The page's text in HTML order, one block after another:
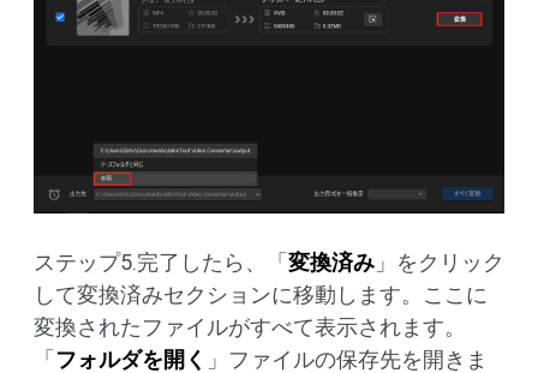
ステップ5.完了したら、「 変換済み 」をクリック
して変換済みセクションに移動します。ここに
変換されたファイルがすべて表示されます。
「 フォルダを開く 」ファイルの保存先を開きま